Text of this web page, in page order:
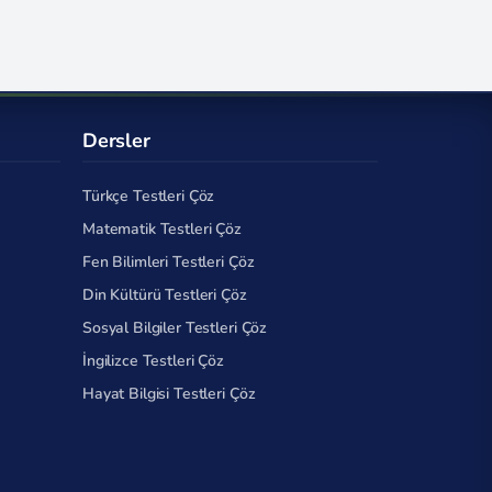
Dersler
Türkçe Testleri Çöz
Matematik Testleri Çöz
Fen Bilimleri Testleri Çöz
Din Kültürü Testleri Çöz
Sosyal Bilgiler Testleri Çöz
İngilizce Testleri Çöz
Hayat Bilgisi Testleri Çöz